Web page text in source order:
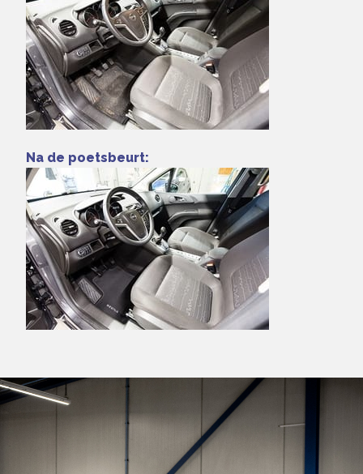
Na de poetsbeurt: